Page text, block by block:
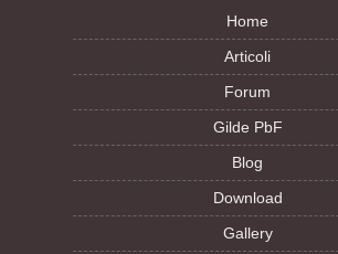
Home
Articoli
Forum
Gilde PbF
Blog
Download
Gallery